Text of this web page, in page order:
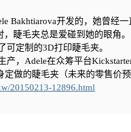
开发的，她曾经一
睫毛夹总是爱碰到她的眼角
可定制的3D打印睫毛夹。
Adele在众筹平台
做的睫毛夹（未来的零售价预
20150213-12896.html